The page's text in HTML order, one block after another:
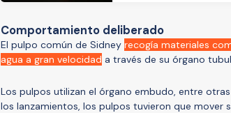
Comportamiento deliberado
El pulpo común de Sidney recogía materiales
agua a gran velocidad a través de su órgano
Los pulpos utilizan el órgano embudo, entre
los lanzamientos, los pulpos tuvieron que mover